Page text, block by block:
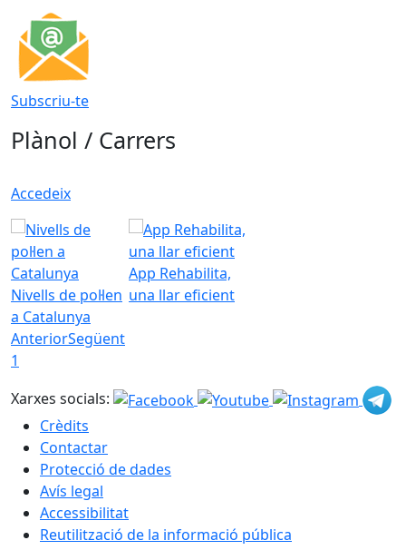
Subscriu-te
Plànol / Carrers
Accedeix
Nivells de pol·len
a Catalunya
App Rehabilita,
una llar eficient
AnteriorSegüent
1
Xarxes socials:
Crèdits
Contactar
Protecció de dades
Avís legal
Accessibilitat
Reutilització de la informació pública